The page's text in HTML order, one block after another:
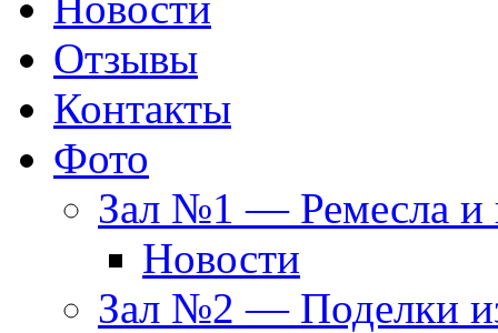
Отзывы
Контакты
Фото
Зал №1 — Ремесла и
Новости
Зал №2 — Поделки